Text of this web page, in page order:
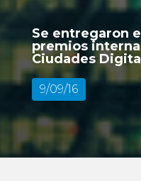
Se entregaron
premios
Ciudades
9/09/16